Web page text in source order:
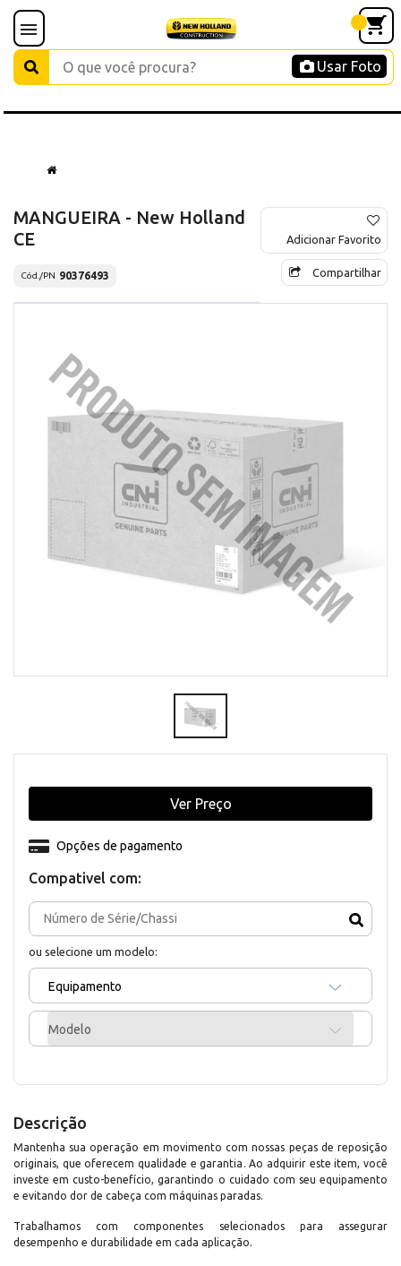
Usar Foto
MANGUEIRA - New Holland
CE
Cód./PN 90376493
Adicionar Favorito
Compartilhar
Compativel com:
ou selecione um modelo:
Equipamento
Modelo
Opções de pagamento
Ver Preço
Descrição
Mantenha sua operação em movimento com nossas peças de reposição
originais, que oferecem qualidade e garantia. Ao adquirir este item, você
investe em custo-benefício, garantindo o cuidado com seu equipamento
e evitando dor de cabeça com máquinas paradas.
Trabalhamos com componentes selecionados para assegurar
desempenho e durabilidade em cada aplicação.